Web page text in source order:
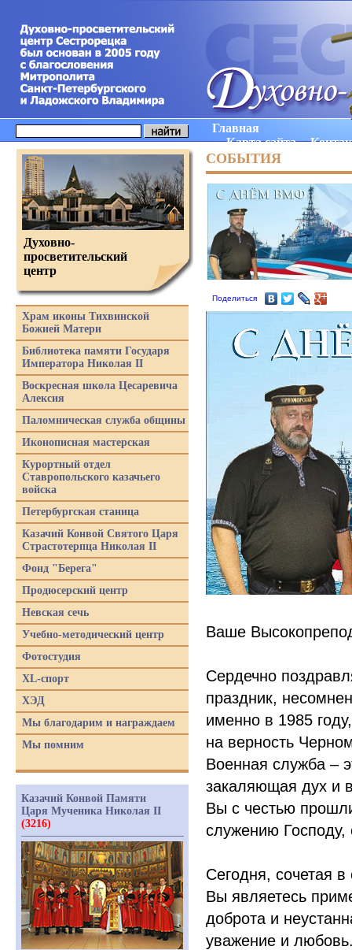
Главная
Карта сайта
СОБЫТИЯ
Поделиться
Ваше
Сердечно
праздник,
именно в 1985
на верность
Военная служба –
закаляющая дух и
Вы с честью
служению
Сегодня, сочетая
Вы являетесь
доброта и
уважение и
Духовно-
просветительский
центр
Храм иконы Тихвинской
Божией Матери
Библиотека памяти Государя
Императора Николая II
Воскресная школа Цесаревича
Алексия
Паломническая служба общины
Иконописная мастерская
Курортный отдел
Ставропольского казачьего
войска
Петербургская станица
Казачий Конвой Святого Царя
Страстотерпца Николая II
Фонд "Берега"
Продюсерский центр
Невская сечь
Учебно-методический центр
Фотостудия
XL-спорт
ХЭД
Мы благодарим и награждаем
Мы помним
Казачий Конвой Памяти
Царя Мученика Николая II
(3216)